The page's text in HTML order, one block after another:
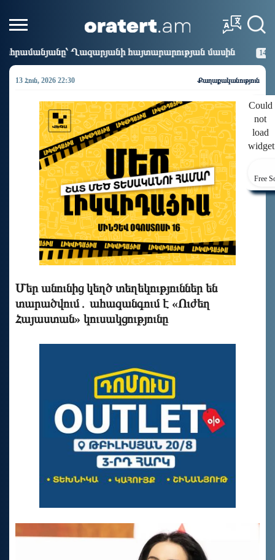
հայտարարության մասին 14:41 Եթե հարց
13 Հուն, 2026 22:30 Քաղաքականություն
Could
not
load
Free
Մեր անունից կեղծ տեղեկություններ են
տարածվում․ ահազանգում է «Ուժեղ
Հայաստան» կուսակցությունը